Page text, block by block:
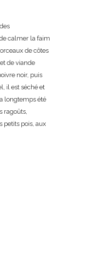
calmer la faim
de côtes
de viande
noir, puis
il est séché et
longtemps été
ragoûts,
petits pois, aux